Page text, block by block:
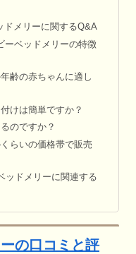
ドメリーに関するQ&A
ーベッドメリーの特徴
齢の赤ちゃんに適し
けは簡単ですか？
のですか？
らいの価格帯で販売
ッドメリーに関連する
の口コミと評